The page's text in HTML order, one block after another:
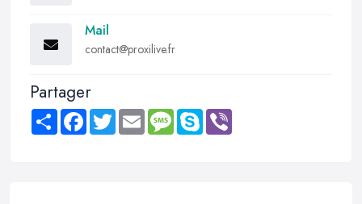
Mail
contact@proxilive.fr
Partager
Share FacebookTwitter Email MessageSkype